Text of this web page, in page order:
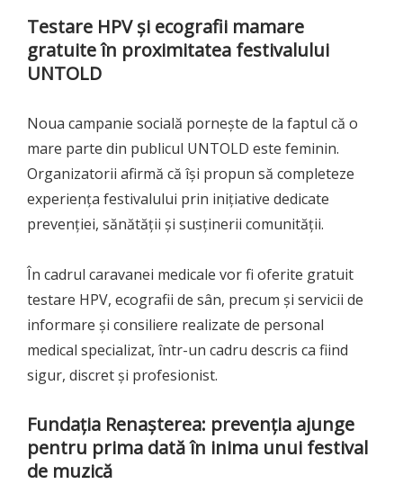
Testare HPV și ecografii mamare
gratuite în proximitatea festivalului
UNTOLD
Noua campanie socială pornește de la faptul că o
mare parte din publicul UNTOLD este feminin.
Organizatorii afirmă că își propun să completeze
experiența festivalului prin inițiative dedicate
prevenției, sănătății și susținerii comunității.
În cadrul caravanei medicale vor fi oferite gratuit
testare HPV, ecografii de sân, precum și servicii de
informare și consiliere realizate de personal
medical specializat, într-un cadru descris ca fiind
sigur, discret și profesionist.
Fundația Renașterea: prevenția ajunge
pentru prima dată în inima unui festival
de muzică